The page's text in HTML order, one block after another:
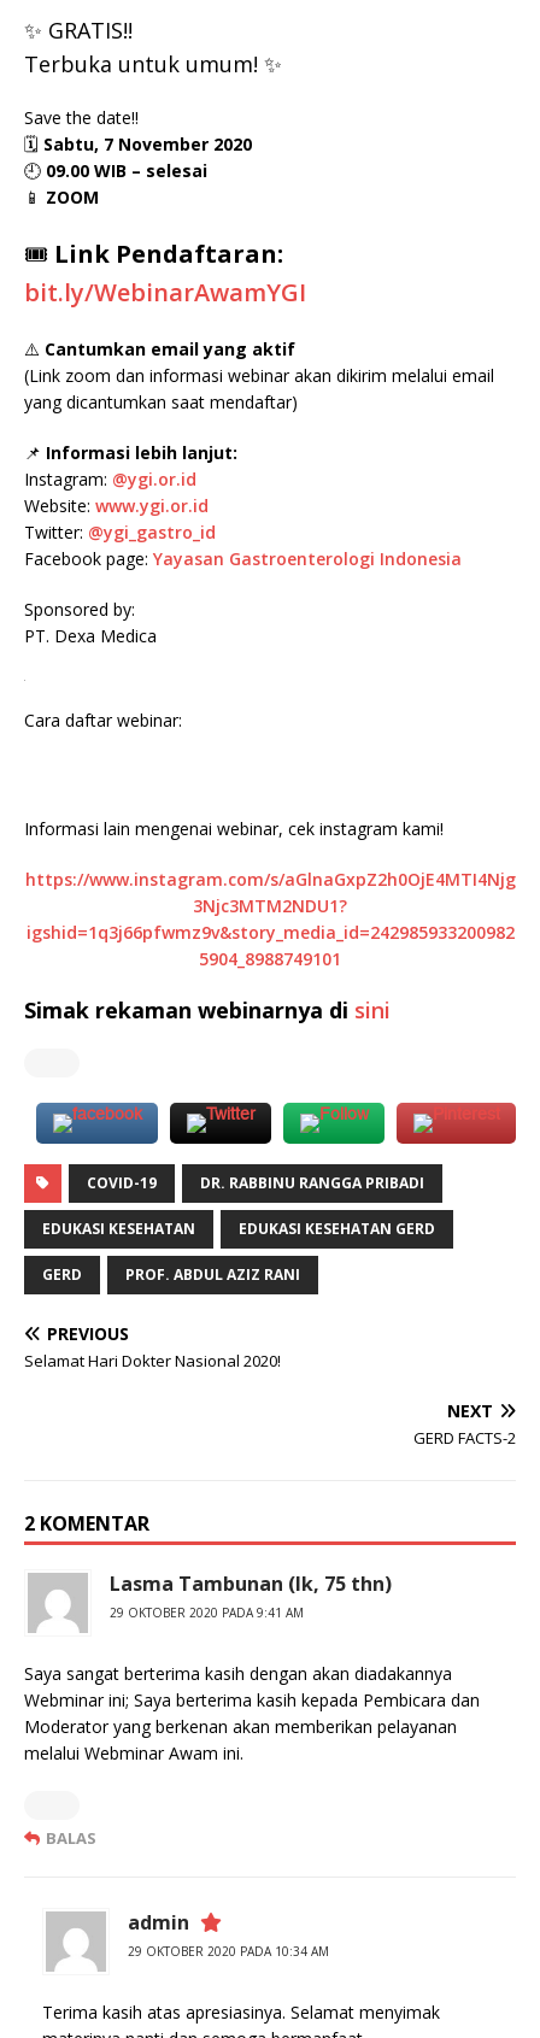
✨ GRATIS!!
Terbuka untuk umum! ✨
Save the date!!
🗓 Sabtu, 7 November 2020
🕘 09.00 WIB – selesai
📱 ZOOM
🎟 Link Pendaftaran:
bit.ly/WebinarAwamYGI
⚠️ Cantumkan email yang aktif
(Link zoom dan informasi webinar akan dikirim melalui email
yang dicantumkan saat mendaftar)
📌 Informasi lebih lanjut:
Instagram: @ygi.or.id
Website: www.ygi.or.id
Twitter: @ygi_gastro_id
Facebook page: Yayasan Gastroenterologi Indonesia
Sponsored by:
PT. Dexa Medica
Cara daftar webinar:
Informasi lain mengenai webinar, cek instagram kami!
https://www.instagram.com/s/aGlnaGxpZ2h0OjE4MTI4Njg
3Njc3MTM2NDU1?
igshid=1q3j66pfwmz9v&story_media_id=242985933200982
5904_8988749101
Simak rekaman webinarnya di sini
COVID-19 DR. RABBINU RANGGA PRIBADI
EDUKASI KESEHATAN EDUKASI KESEHATAN GERD
GERD PROF. ABDUL AZIZ RANI
PREVIOUS
Selamat Hari Dokter Nasional 2020!
NEXT
GERD FACTS-2
2 KOMENTAR
Lasma Tambunan (lk, 75 thn)
29 OKTOBER 2020 PADA 9:41 AM
Saya sangat berterima kasih dengan akan diadakannya
Webminar ini; Saya berterima kasih kepada Pembicara dan
Moderator yang berkenan akan memberikan pelayanan
melalui Webminar Awam ini.
BALAS
admin
29 OKTOBER 2020 PADA 10:34 AM
Terima kasih atas apresiasinya. Selamat menyimak